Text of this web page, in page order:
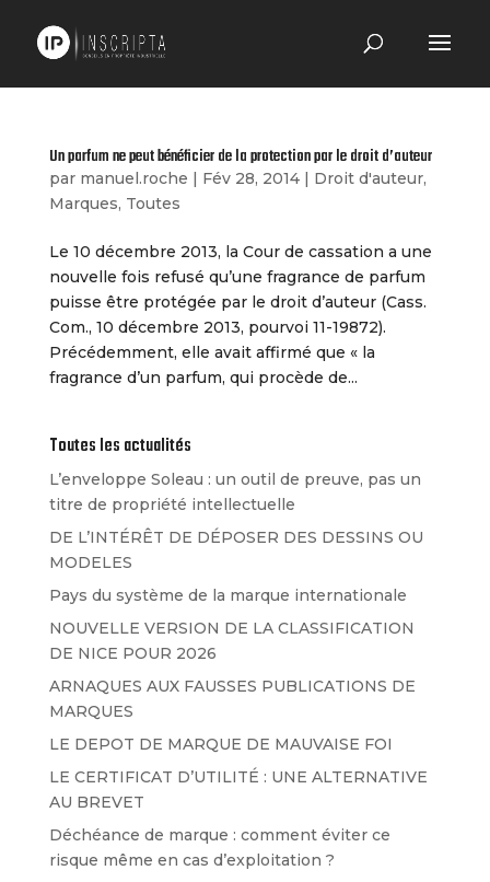
Un parfum ne peut bénéficier de la protection par le droit d’auteur
par manuel.roche | Fév 28, 2014| Droit d'auteur,
Marques, Toutes
Le 10 décembre 2013, la Cour de cassation a une
nouvelle fois refusé qu’une fragrance de parfum
puisse être protégée par le droit d’auteur (Cass.
Com., 10 décembre 2013, pourvoi 11-19872).
Précédemment, elle avait affirmé que « la
fragrance d’un parfum, qui procède de...
Toutes les actualités
L’enveloppe Soleau : un outil de preuve, pas un
titre de propriété intellectuelle
DE L’INTÉRÊT DE DÉPOSER DES DESSINS OU
MODELES
Pays du système de la marque internationale
NOUVELLE VERSION DE LA CLASSIFICATION
DE NICE POUR 2026
ARNAQUES AUX FAUSSES PUBLICATIONS DE
MARQUES
LE DEPOT DE MARQUE DE MAUVAISE FOI
LE CERTIFICAT D’UTILITÉ : UNE ALTERNATIVE
AU BREVET
Déchéance de marque : comment éviter ce
risque même en cas d’exploitation ?